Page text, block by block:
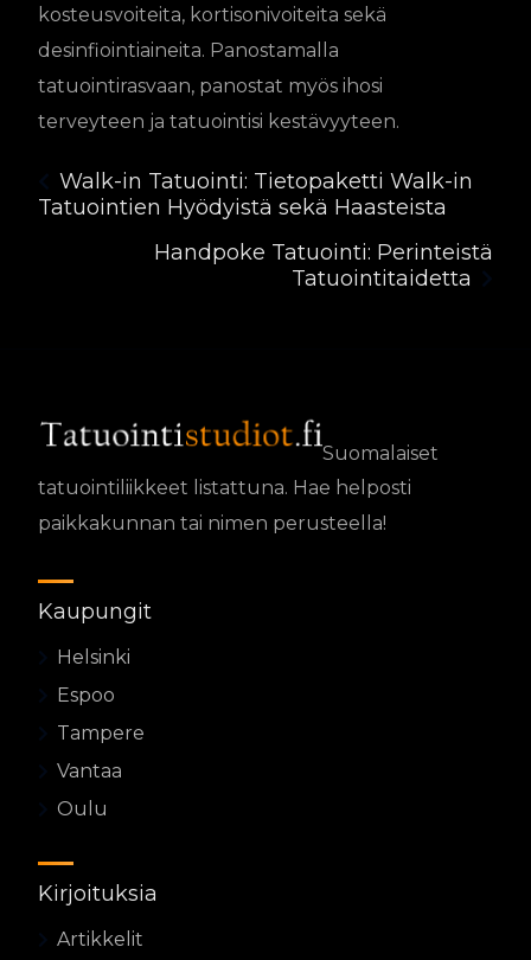
kosteusvoiteita, kortisonivoiteita sekä
desinfiointiaineita. Panostamalla
tatuointirasvaan, panostat myös ihosi
terveyteen ja tatuointisi kestävyyteen.
Walk-in Tatuointi: Tietopaketti Walk-in
Tatuointien Hyödyistä sekä Haasteista
Handpoke Tatuointi: Perinteistä
Tatuointitaidetta
Suomalaiset
tatuointiliikkeet listattuna. Hae helposti
paikkakunnan tai nimen perusteella!
Kaupungit
Helsinki
Espoo
Tampere
Vantaa
Oulu
Kirjoituksia
Artikkelit